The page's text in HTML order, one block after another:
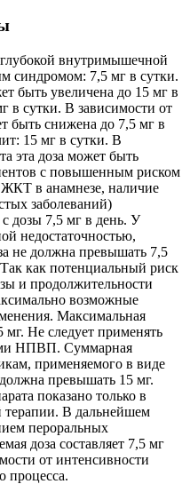
внутримышечной
синдромом: 7,5 мг в сутки.
быть увеличена до 15 мг в
в сутки. В зависимости от
быть снижена до 7,5 мг в
15 мг в сутки. В
эта доза может быть
с повышенным риском
в анамнезе, наличие
заболеваний)
с дозы 7,5 мг в день. У
недостаточностью,
не должна превышать 7,5
как потенциальный риск
и продолжительности
возможные
Максимальная
мг. Не следует применять
НПВП. Суммарная
применяемого в виде
превышать 15 мг.
показано только в
терапии. В дальнейшем
пероральных
доза составляет 7,5 мг
от интенсивности
процесса.